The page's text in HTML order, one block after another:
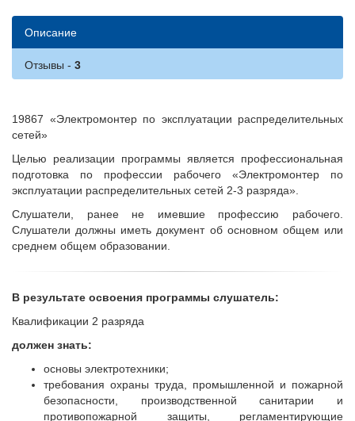
Описание
Отзывы
19867 «Электромонтер по эксплуатации распределительных
сетей»
Целью реализации программы является профессиональная
подготовка по профессии рабочего «Электромонтер по
эксплуатации распределительных сетей 2-3 разряда».
Слушатели, ранее не имевшие профессию рабочего.
Слушатели должны иметь документ об основном общем или
среднем общем образовании.
В результате освоения программы слушатель:
Квалификации 2 разряда
должен знать:
основы электротехники;
требования охраны труда, промышленной и пожарной
безопасности, производственной санитарии и
противопожарной защиты, регламентирующие